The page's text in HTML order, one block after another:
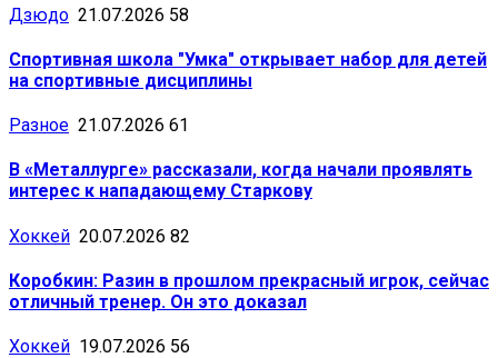
Дзюдо 21.07.2026 58
Спортивная школа "Умка" открывает набор для детей
на спортивные дисциплины
Разное 21.07.2026 61
В «Металлурге» рассказали, когда начали проявлять
интерес к нападающему Старкову
Хоккей 20.07.2026 82
Коробкин: Разин в прошлом прекрасный игрок, сейчас
отличный тренер. Он это доказал
Хоккей 19.07.2026 56